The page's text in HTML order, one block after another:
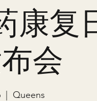
康复
会
Queens